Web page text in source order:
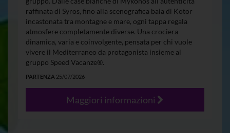
raffinata di Syros, fino alla scenografica baia di Kotor
incastonata tra montagne e mare, ogni tappa regala
atmosfere completamente diverse. Una crociera
dinamica, varia e coinvolgente, pensata per chi vuole
vivere il Mediterraneo da protagonista insieme al
gruppo Speed Vacanze®.
PARTENZA 25/07/2026
Maggiori informazioni